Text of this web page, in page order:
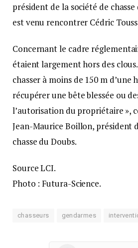
président de la société de
est venu rencontrer Cédric
Concernant le cadre
étaient largement hors des
chasser à moins de 150 m d’une
récupérer une bête blessée ou
l’autorisation du propriétaire »,
Jean-Maurice Boillon, président
chasse du Doubs.
Source LCI.
Photo : Futura-Science.
chasseurs gendarmes